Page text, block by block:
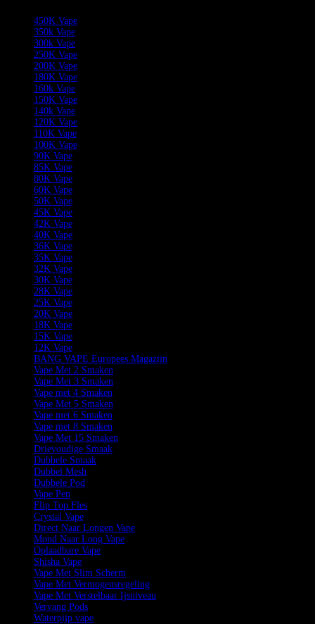
450K Vape
350k Vape
300k Vape
250K Vape
200K Vape
180K Vape
160k Vape
150K Vape
140k Vape
120K Vape
110K Vape
100K Vape
90K Vape
85K Vape
80K Vape
60K Vape
50K Vape
45K Vape
42K Vape
40K Vape
36K Vape
35K Vape
32K Vape
30K Vape
28K Vape
25K Vape
20K Vape
18K Vape
15K Vape
12K Vape
BANG VAPE Europees Magazijn
Vape Met 2 Smaken
Vape Met 3 Smaken
Vape met 4 Smaken
Vape Met 5 Smaken
Vape met 6 Smaken
Vape met 8 Smaken
Vape Met 15 Smaken
Drievoudige Smaak
Dubbele Smaak
Dubbel Mesh
Dubbele Pod
Vape Pen
Flip Top Fles
Crystal Vape
Direct Naar Longen Vape
Mond Naar Long Vape
Oplaadbare Vape
Shisha Vape
Vape Met Slim Scherm
Vape Met Vermogensregeling
Vape Met Verstelbaar Ijsniveau
Vervang Pods
Waterpijp vape